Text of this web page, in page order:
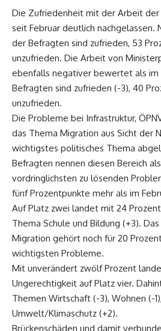
Die Zufriedenheit mit der Arbeit der
seit Februar deutlich nachgelassen.
der Befragten sind zufrieden, 53
unzufrieden. Die Arbeit von
ebenfalls negativer bewertet als im
Befragten sind zufrieden (-3), 40
unzufrieden.
Die Probleme bei Infrastruktur,
das Thema Migration aus Sicht der
wichtigstes politisches Thema
Befragten nennen diesen Bereich
vordringlichsten zu lösenden
fünf Prozentpunkte mehr als im
Auf Platz zwei landet mit 24
Thema Schule und Bildung (+3).
Migration gehört noch für 20
wichtigsten Probleme.
Mit unverändert zwölf Prozent
Ungerechtigkeit auf Platz vier.
Themen Wirtschaft (-3), Wohnen (-
Umwelt/Klimaschutz (+2).
Brückenschäden und damit